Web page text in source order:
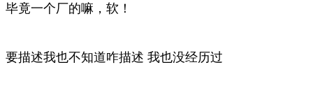
毕竟一个厂的嘛，软！
要描述我也不知道咋描述 我也没经历过